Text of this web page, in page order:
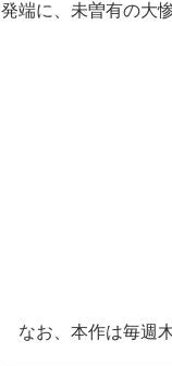
発端に、未曽有の大
なお、本作は毎週